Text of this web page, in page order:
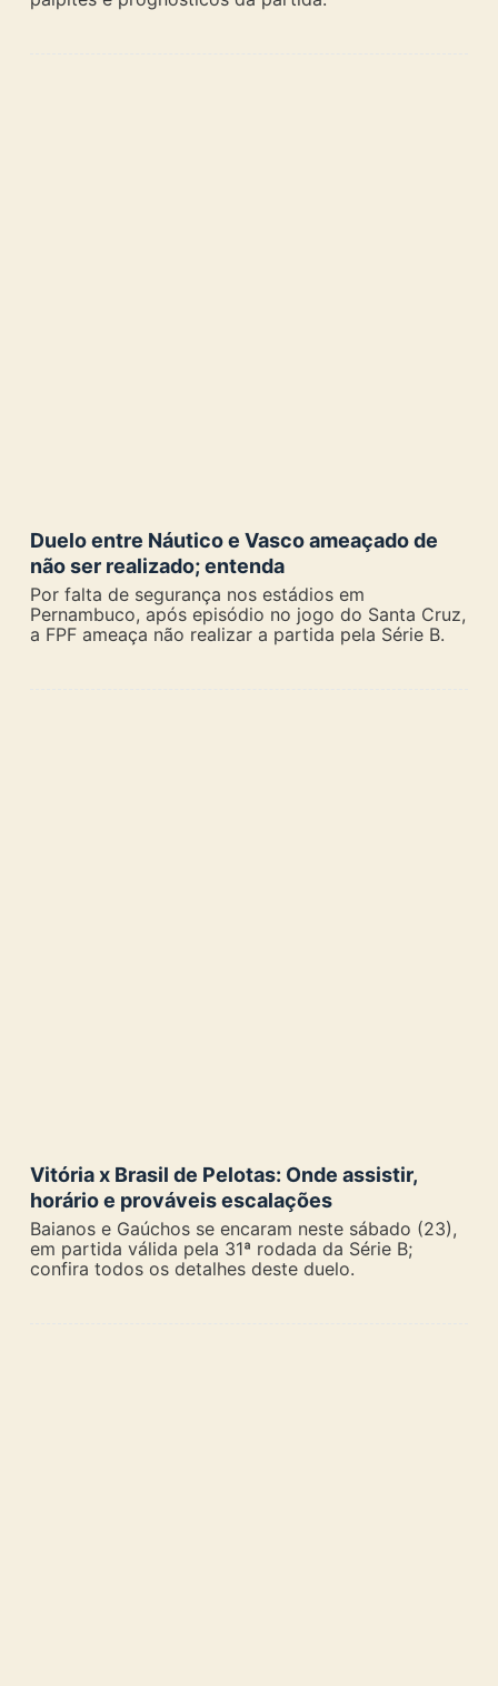
Duelo entre Náutico e Vasco ameaçado de
não ser realizado; entenda
Por falta de segurança nos estádios em
Pernambuco, após episódio no jogo do Santa Cruz,
a FPF ameaça não realizar a partida pela Série B.
Vitória x Brasil de Pelotas: Onde assistir,
horário e prováveis escalações
Baianos e Gaúchos se encaram neste sábado (23),
em partida válida pela 31ª rodada da Série B;
confira todos os detalhes deste duelo.